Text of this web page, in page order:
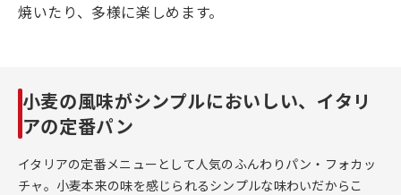
焼いたり、多様に楽しめます。
小麦の風味がシンプルにおいしい、イタリ
アの定番パン
イタリアの定番メニューとして人気のふんわりパン・フォカッ
チャ。小麦本来の味を感じられるシンプルな味わいだからこ